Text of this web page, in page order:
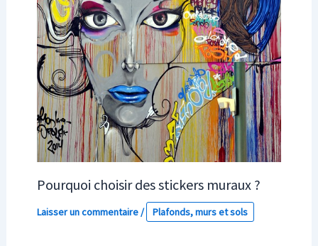
Pourquoi choisir des stickers muraux ?
Laisser un commentaire/ Plafonds, murs et sols